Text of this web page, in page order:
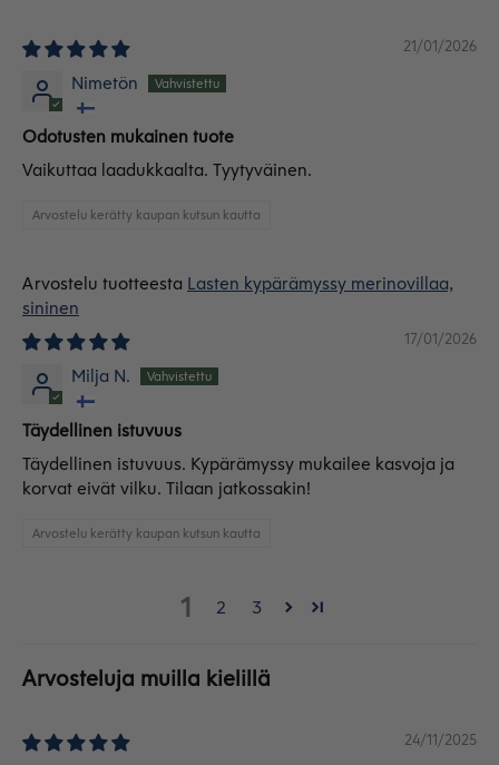
21/01/2026
Nimetön
Odotusten mukainen tuote
Vaikuttaa laadukkaalta. Tyytyväinen.
Arvostelu kerätty kaupan kutsun kautta
Lasten kypärämyssy merinovillaa,
sininen
17/01/2026
Milja N.
Täydellinen istuvuus
Täydellinen istuvuus. Kypärämyssy mukailee kasvoja ja
korvat eivät vilku. Tilaan jatkossakin!
Arvostelu kerätty kaupan kutsun kautta
1 2 3
Arvosteluja muilla kielillä
24/11/2025